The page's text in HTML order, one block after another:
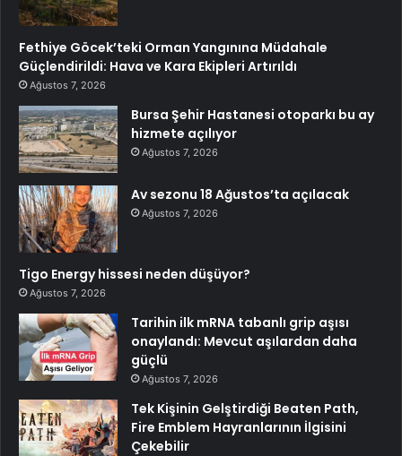
Fethiye Göcek’teki Orman Yangınına Müdahale
Güçlendirildi: Hava ve Kara Ekipleri Artırıldı
Ağustos 7, 2026
Bursa Şehir Hastanesi otoparkı bu ay
hizmete açılıyor
Ağustos 7, 2026
Av sezonu 18 Ağustos’ta açılacak
Ağustos 7, 2026
Tigo Energy hissesi neden düşüyor?
Ağustos 7, 2026
Tarihin ilk mRNA tabanlı grip aşısı
onaylandı: Mevcut aşılardan daha
güçlü
Ağustos 7, 2026
Tek Kişinin Gelştirdiği Beaten Path,
Fire Emblem Hayranlarının İlgisini
Çekebilir